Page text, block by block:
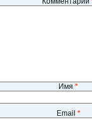
Имя *
Email *